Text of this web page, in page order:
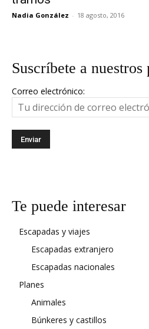
Nadia González - 18 agosto, 2016
Suscríbete a nuestros
Correo electrónico:
Te puede interesar
Escapadas y viajes
Escapadas extranjero
Escapadas nacionales
Planes
Animales
Búnkeres y castillos